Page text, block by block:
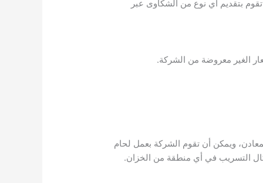
بتقديم أي نوع من الشكاوى عبر
الغير معروضة من الشركة.
ويمكن أن تقوم الشركة بعمل لحام
التسريب في أي منطقة من الخزان.